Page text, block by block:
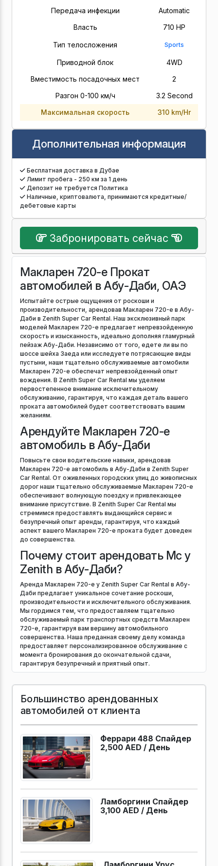
Передача инфекции
Automatic
Власть
710 HP
Тип телосложения Sports
Приводной блок
4WD
Вместимость посадочных мест
2
Разгон 0-100 км/ч
3.2 Second
Максимальная скорость
310 km/Hr
Дополнительная информация
Бесплатная доставка в Дубае
Лимит пробега - 250 км за 1 день
Депозит не требуется Политика
Наличные, криптовалюта, принимаются кредитные/
дебетовые карты
Забронировать сейчас
Макларен 720-е Прокат
автомобилей в Абу-Даби, ОАЭ
Испытайте острые ощущения от роскоши и
производительности, арендовав Макларен 720-е в Абу-
Даби в Zenith Super Car Rental. Наш эксклюзивный парк
моделей Макларен 720-е предлагает непревзойденную
скорость и изысканность, идеально дополняя гламурный
пейзаж Абу-Даби. Независимо от того, едете ли вы по
шоссе шейха Заеда или исследуете потрясающие виды
пустыни, наши тщательно обслуживаемые автомобили
Макларен 720-е обеспечат непревзойденный опыт
вождения. В Zenith Super Car Rental мы уделяем
первостепенное внимание исключительному
обслуживанию, гарантируя, что каждая деталь вашего
проката автомобилей будет соответствовать вашим
желаниям.
Арендуйте Макларен 720-е
автомобиль в Абу-Даби
Повысьте свои водительские навыки, арендовав
Макларен 720-е автомобиль в Абу-Даби в Zenith Super
Car Rental. От оживленных городских улиц до живописных
дорог наши тщательно обслуживаемые Макларен 720-е
обеспечивают волнующую поездку и привлекающее
внимание присутствие. В Zenith Super Car Rental мы
стремимся предоставлять выдающийся сервис и
безупречный опыт аренды, гарантируя, что каждый
аспект вашего Макларен 720-е проката будет доведен
до совершенства.
Почему стоит арендовать Mc у
Zenith в Абу-Даби?
Аренда Макларен 720-е у Zenith Super Car Rental в Абу-
Даби предлагает уникальное сочетание роскоши,
производительности и исключительного обслуживания.
Мы гордимся тем, что предоставляем тщательно
обслуживаемый парк транспортных средств Макларен
720-е, гарантируя вам вершину автомобильного
совершенства. Наша преданная своему делу команда
предоставляет персонализированное обслуживание с
момента бронирования до окончательной сдачи,
гарантируя безупречный и приятный опыт.
Большинство арендованных
автомобилей от клиента
Феррари 488 Спайдер
2,500 AED / День
Ламборгини Спайдер
3,100 AED / День